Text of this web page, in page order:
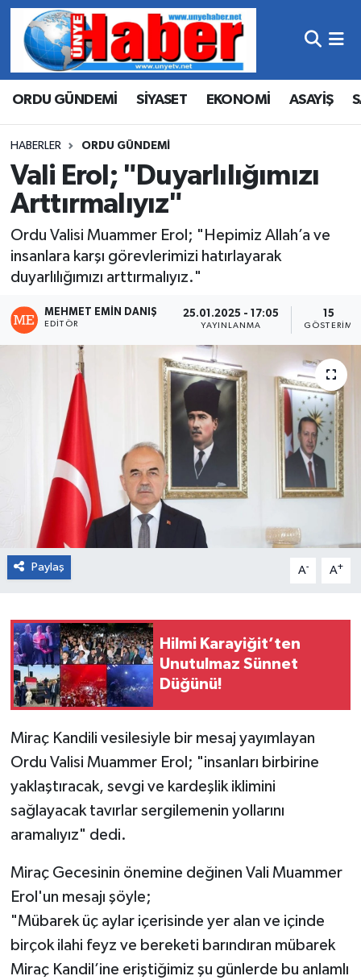
ORDU GÜNDEMİ SİYASET EKONOMİ ASAYİŞ
HABERLER ORDU GÜNDEMİ
Vali Erol; "Duyarlılığımızı
Arttırmalıyız"
Ordu Valisi Muammer Erol; "Hepimiz Allah’a ve
insanlara karşı görevlerimizi hatırlayarak
duyarlılığımızı arttırmalıyız."
MEHMET EMIN DANIŞ
EDITÖR
25.01.2025 - 17:05
YAYINLANMA
15
GÖSTERIM
Paylaş A- A+
Hilmi Karayiğit’ten
Unutulmaz Sünnet
Düğünü!
Miraç Kandili vesilesiyle bir mesaj yayımlayan
Ordu Valisi Muammer Erol; "insanları birbirine
yaklaştıracak, sevgi ve kardeşlik iklimini
sağlayacak tavırlar sergilemenin yollarını
aramalıyız" dedi.
Miraç Gecesinin önemine değinen Vali Muammer
Erol'un mesajı şöyle;
"Mübarek üç aylar içerisinde yer alan ve içinde
birçok ilahi feyz ve bereketi barındıran mübarek
Miraç Kandil’ine eriştiğimiz şu günlerde bu anlamlı
Hava Durumu
Trafik Durumu
Süper Lig Puan Durumu ve Fikstür
Tüm Manşetler
Haber Arşivi